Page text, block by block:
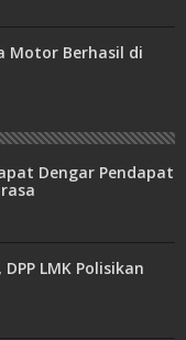
Motor Berhasil di
Dengar Pendapat
LMK Polisikan